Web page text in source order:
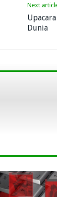
Next
Dunia